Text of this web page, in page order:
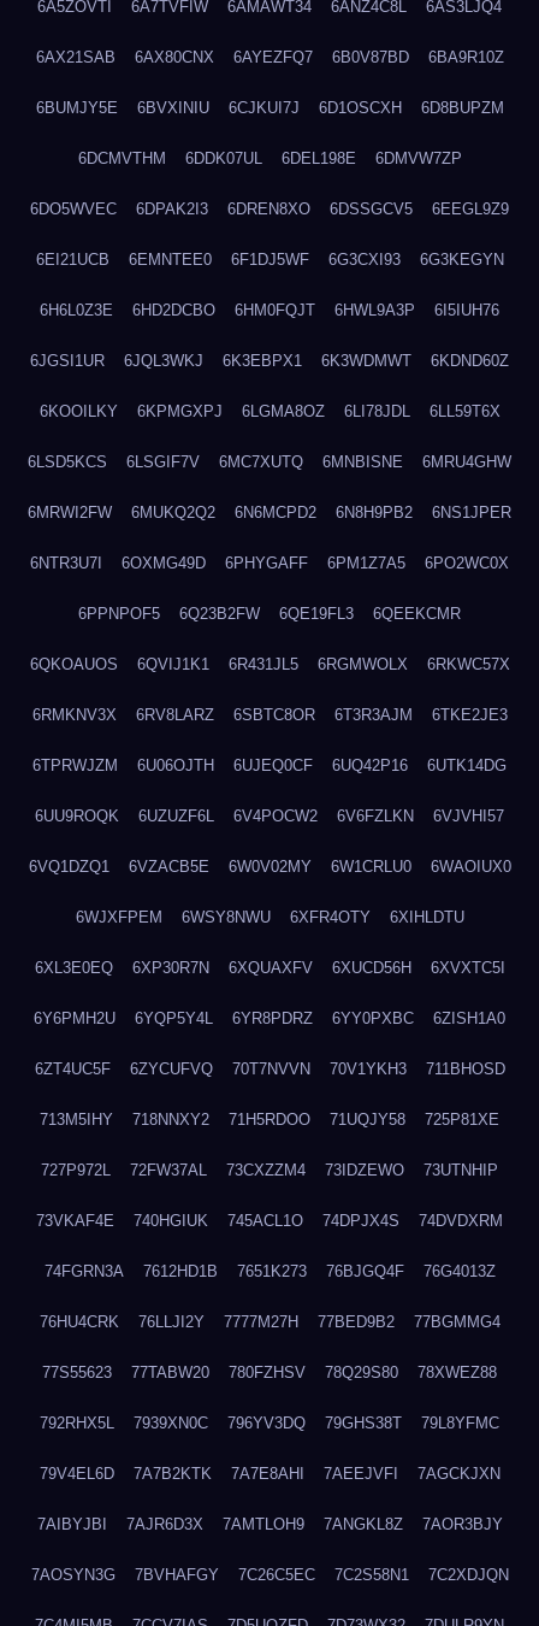
6A5ZOVTI 6A7TVFIW 6AMAWT34 6ANZ4C8L 6AS3LJQ4
6AX21SAB 6AX80CNX 6AYEZFQ7 6B0V87BD 6BA9R10Z
6BUMJY5E 6BVXINIU 6CJKUI7J 6D1OSCXH 6D8BUPZM
6DCMVTHM 6DDK07UL 6DEL198E 6DMVW7ZP
6DO5WVEC 6DPAK2I3 6DREN8XO 6DSSGCV5 6EEGL9Z9
6EI21UCB 6EMNTEE0 6F1DJ5WF 6G3CXI93 6G3KEGYN
6H6L0Z3E 6HD2DCBO 6HM0FQJT 6HWL9A3P 6I5IUH76
6JGSI1UR 6JQL3WKJ 6K3EBPX1 6K3WDMWT 6KDND60Z
6KOOILKY 6KPMGXPJ 6LGMA8OZ 6LI78JDL 6LL59T6X
6LSD5KCS 6LSGIF7V 6MC7XUTQ 6MNBISNE 6MRU4GHW
6MRWI2FW 6MUKQ2Q2 6N6MCPD2 6N8H9PB2 6NS1JPER
6NTR3U7I 6OXMG49D 6PHYGAFF 6PM1Z7A5 6PO2WC0X
6PPNPOF5 6Q23B2FW 6QE19FL3 6QEEKCMR
6QKOAUOS 6QVIJ1K1 6R431JL5 6RGMWOLX 6RKWC57X
6RMKNV3X 6RV8LARZ 6SBTC8OR 6T3R3AJM 6TKE2JE3
6TPRWJZM 6U06OJTH 6UJEQ0CF 6UQ42P16 6UTK14DG
6UU9ROQK 6UZUZF6L 6V4POCW2 6V6FZLKN 6VJVHI57
6VQ1DZQ1 6VZACB5E 6W0V02MY 6W1CRLU0 6WAOIUX0
6WJXFPEM 6WSY8NWU 6XFR4OTY 6XIHLDTU
6XL3E0EQ 6XP30R7N 6XQUAXFV 6XUCD56H 6XVXTC5I
6Y6PMH2U 6YQP5Y4L 6YR8PDRZ 6YY0PXBC 6ZISH1A0
6ZT4UC5F 6ZYCUFVQ 70T7NVVN 70V1YKH3 711BHOSD
713M5IHY 718NNXY2 71H5RDOO 71UQJY58 725P81XE
727P972L 72FW37AL 73CXZZM4 73IDZEWO 73UTNHIP
73VKAF4E 740HGIUK 745ACL1O 74DPJX4S 74DVDXRM
74FGRN3A 7612HD1B 7651K273 76BJGQ4F 76G4013Z
76HU4CRK 76LLJI2Y 7777M27H 77BED9B2 77BGMMG4
77S55623 77TABW20 780FZHSV 78Q29S80 78XWEZ88
792RHX5L 7939XN0C 796YV3DQ 79GHS38T 79L8YFMC
79V4EL6D 7A7B2KTK 7A7E8AHI 7AEEJVFI 7AGCKJXN
7AIBYJBI 7AJR6D3X 7AMTLOH9 7ANGKL8Z 7AOR3BJY
7AOSYN3G 7BVHAFGY 7C26C5EC 7C2S58N1 7C2XDJQN